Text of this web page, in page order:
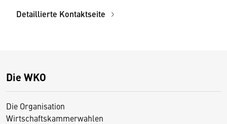
Detaillierte Kontaktseite
Die WKO
Die Organisation
Wirtschaftskammerwahlen